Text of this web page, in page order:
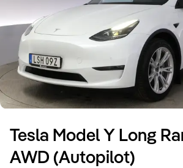
Tesla Model Y Long
AWD (Autopilot)